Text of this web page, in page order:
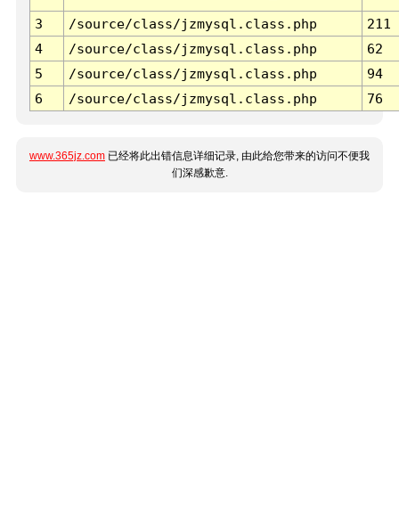
3 /source/class/jzmysql.class.php
211
4
/source/class/jzmysql.class.php
62
5
/source/class/jzmysql.class.php
94
6
/source/class/jzmysql.class.php 76
www.365jz.com 已经将此出错信息详细记录, 由此给您带来的访问不便我
们深感歉意.